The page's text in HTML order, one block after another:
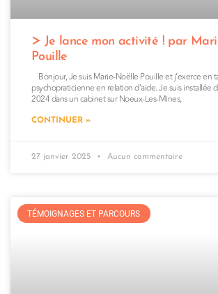
Je lance mon activité ! par
Pouille
Bonjour, Je suis Marie-Noëlle Pouille et j’exerce en
psychopraticienne en relation d’aide. Je suis installée
2024 dans un cabinet sur Noeux-Les-Mines,
CONTINUER »
27 janvier 2025 Aucun commentaire
TÉMOIGNAGES ET PARCOURS